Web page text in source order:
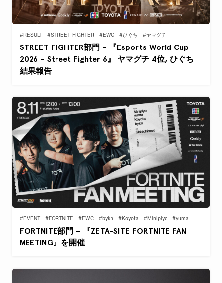
#RESULT #STREET FIGHTER #EWC #ひぐち #ヤマグチ
STREET FIGHTER部門 – 『Esports World Cup
2026 – Street Fighter 6』 ヤマグチ 4位, ひぐち
結果報告
#EVENT #FORTNITE #EWC #bykn #Koyota #Minipiyo #yuma
FORTNITE部門 – 『ZETA-SITE FORTNITE FAN
MEETING』を開催